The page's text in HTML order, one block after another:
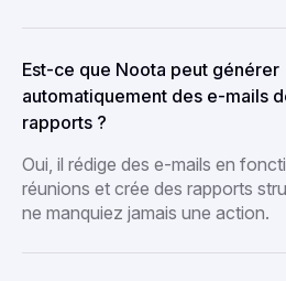
Est-ce que Noota peut générer
automatiquement des e-mails
rapports ?
Oui, il rédige des e-mails en
réunions et crée des rapports
ne manquiez jamais une action.